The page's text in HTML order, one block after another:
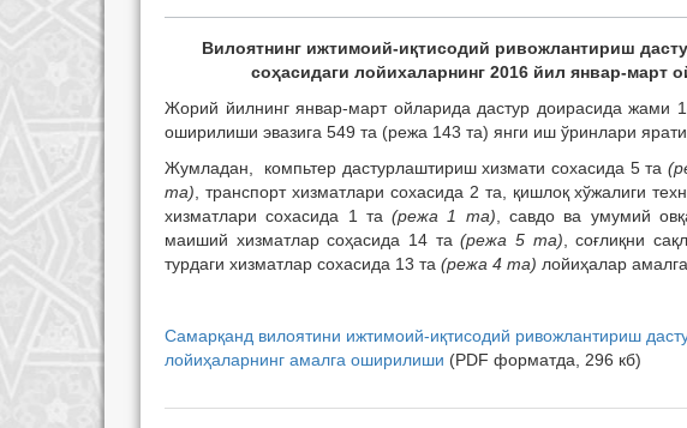
Вилоятнинг ижтимоий-иқтисодий ривожлантириш
соҳасидаги лойихаларнинг 2016 йил январ-март
Жорий йилнинг январ-март ойларида дастур доирасида жами
оширилиши эвазига 549 та (режа 143 та) янги иш ўринлари
Жумладан, компьтер дастурлаштириш хизмати сохасида 5 та
та) , транспорт хизматлари сохасида 2 та, қишлоқ хўжалиги
хизматлари сохасида 1 та(режа 1 та) , савдо ва умумий
маиший хизматлар соҳасида 14 та(режа 5 та) , соғлиқни
турдаги хизматлар сохасида 13 та (режа 4 та) лойиҳалар
Самарқанд вилоятини ижтимоий-иқтисодий ривожлантириш
лойиҳаларнинг амалга оширилиши (PDF форматда, 296 кб)